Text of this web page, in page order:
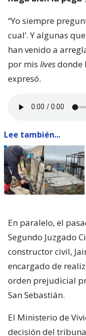
“Yo siempre
cual’. Y algunas
han venido a
por mis livesdonde
expresó.
Lee también...
En paralelo, el
Segundo Juzgado
constructor civil,
encargado de
orden prejudicial
San Sebastián.
El Ministerio de
decisión del